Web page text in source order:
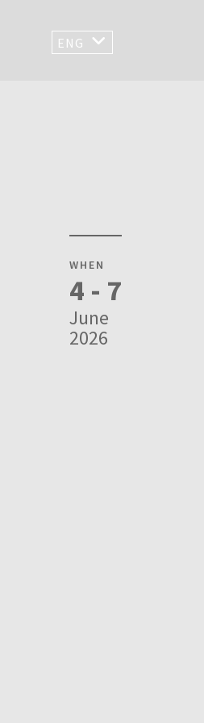
ENG
WHEN
4 - 7
June
2026